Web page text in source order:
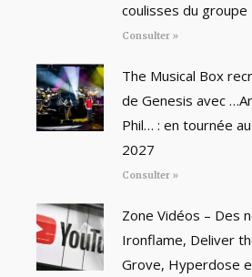
coulisses du groupe
Consulter »
The Musical Box
de Genesis avec
Phil… : en tournée
2027
Consulter »
Zone Vidéos – Des
Ironflame, Deliver
Grove, Hyperdose